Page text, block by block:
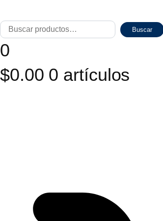
Buscar
por:
Buscar
0
$0.00 0 artículos